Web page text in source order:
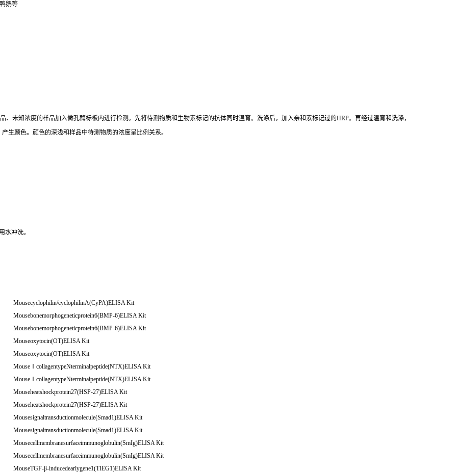
鹅等
未知浓度的样品加入微孔酶标板内进行检测。先将待测物质和生物素标记的抗体同时温育。洗涤后，加入亲和素标记过的HRP。再经过温育和洗涤，
生颜色。颜色的深浅和样品中待测物质的浓度呈比例关系。
水冲洗。
Mousecyclophilin/cyclophilinA(CyPA)ELISA Kit
Mousebonemorphogeneticprotein6(BMP-6)ELISA Kit
Mousebonemorphogeneticprotein6(BMP-6)ELISA Kit
Mouseoxytocin(OT)ELISA Kit
Mouseoxytocin(OT)ELISA Kit
MouseⅠcollagentypeNterminalpeptide(NTX)ELISA Kit
MouseⅠcollagentypeNterminalpeptide(NTX)ELISA Kit
Mouseheatshockprotein27(HSP-27)ELISA Kit
Mouseheatshockprotein27(HSP-27)ELISA Kit
Mousesignaltransductionmolecule(Smad1)ELISA Kit
Mousesignaltransductionmolecule(Smad1)ELISA Kit
Mousecellmembranesurfaceimmunoglobulin(SmIg)ELISA Kit
Mousecellmembranesurfaceimmunoglobulin(SmIg)ELISA Kit
MouseTGF-β-inducedearlygene1(TIEG1)ELISA Kit